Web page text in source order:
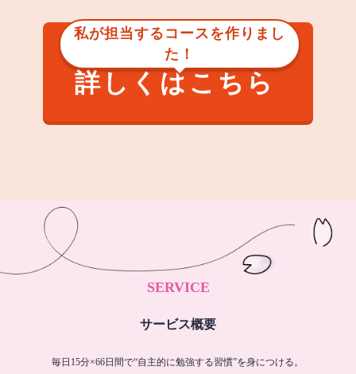
私が担当するコースを作りまし
た！
詳しくはこちら
SERVICE
サービス概要
毎日15分×66日間で“自主的に勉強する習慣”を身につける。